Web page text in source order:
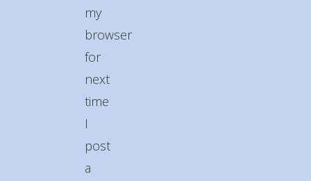
my
browser
for
next
time
I
post
a